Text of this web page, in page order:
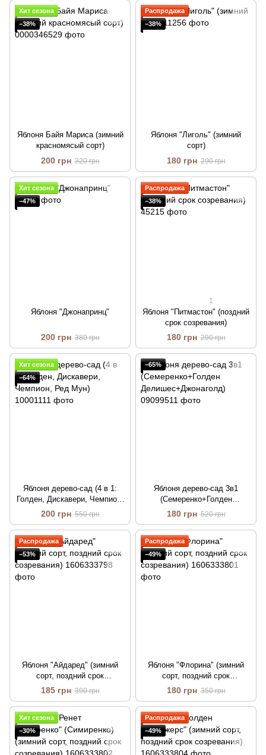
Хит сезона
−38%
Яблоня Байя Мариса (зимний
красномясый сорт)
200 грн 320 грн
Распродажа
−38%
Яблоня "Лиголь" (зимний
сорт)
180 грн 290 грн
Хит сезона
−47%
Яблоня "Джонапринц"
200 грн 380 грн
Распродажа
−38%
1
Яблоня "Питмастон" (поздний
срок созревания)
180 грн 290 грн
Хит сезона
−64%
Яблоня дерево-сад (4 в 1:
Голден, Дискавери, Чемпион,
Ред Мун)
200 грн 550 грн
−65%
Яблоня дерево-сад 3в1
(Семеренко+Голден
Делишес+Джонаголд)
180 грн 520 грн
Распродажа
−53%
Яблоня "Айдаред" (зимний
сорт, поздний срок
созревания)
185 грн 390 грн
Распродажа
−49%
Яблоня "Флорина" (зимний
сорт, поздний срок
созревания)
180 грн 350 грн
Хит сезона
−30%
Распродажа
−49%